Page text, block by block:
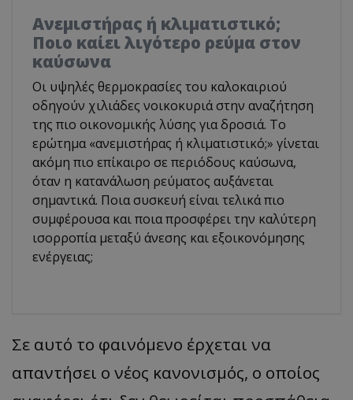
Ανεμιστήρας ή κλιματιστικό;
Ποιο καίει λιγότερο ρεύμα στον
καύσωνα
Οι υψηλές θερμοκρασίες του καλοκαιριού
οδηγούν χιλιάδες νοικοκυριά στην αναζήτηση
της πιο οικονομικής λύσης για δροσιά. Το
ερώτημα «ανεμιστήρας ή κλιματιστικό;» γίνεται
ακόμη πιο επίκαιρο σε περιόδους καύσωνα,
όταν η κατανάλωση ρεύματος αυξάνεται
σημαντικά. Ποια συσκευή είναι τελικά πιο
συμφέρουσα και ποια προσφέρει την καλύτερη
ισορροπία μεταξύ άνεσης και εξοικονόμησης
ενέργειας;
Σε αυτό το φαινόμενο έρχεται να
απαντήσει ο νέος κανονισμός, ο οποίος